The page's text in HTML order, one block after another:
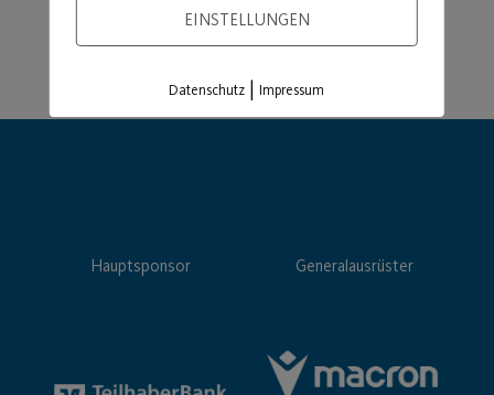
Hauptsponsor Generalausrüster
EINSTELLUNGEN
Datenschutz |Impressum